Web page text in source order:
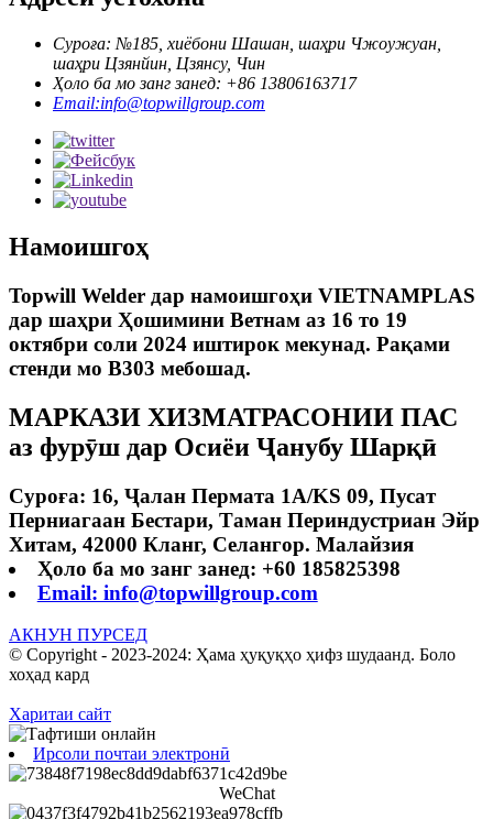
Суроға: №185, хиёбони Шашан, шаҳри Чжоужуан,
шаҳри Цзянйин, Цзянсу, Чин
Ҳоло ба мо занг занед: +86 13806163717
Email:info@topwillgroup.com
Намоишгоҳ
Topwill Welder дар намоишгоҳи VIETNAMPLAS
дар шаҳри Ҳошимини Ветнам аз 16 то 19
октябри соли 2024 иштирок мекунад. Рақами
стенди мо B303 мебошад.
МАРКАЗИ ХИЗМАТРАСОНИИ ПАС
аз фурӯш дар Осиёи Ҷанубу Шарқӣ
Суроға: 16, Ҷалан Пермата 1A/KS 09, Пусат
Перниагаан Бестари, Таман Периндустриан Эйр
Хитам, 42000 Кланг, Селангор. Малайзия
Ҳоло ба мо занг занед: +60 185825398
Email: info@topwillgroup.com
АКНУН ПУРСЕД
© Copyright - 2023-2024: Ҳама ҳуқуқҳо ҳифз шудаанд. Боло
хоҳад кард
Харитаи сайт
Ирсоли почтаи электронӣ
WeChat